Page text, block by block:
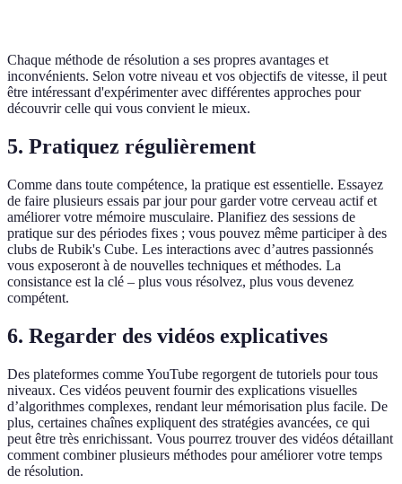
Chaque méthode de résolution a ses propres avantages et
inconvénients. Selon votre niveau et vos objectifs de vitesse, il peut
être intéressant d'expérimenter avec différentes approches pour
découvrir celle qui vous convient le mieux.
5. Pratiquez régulièrement
Comme dans toute compétence, la pratique est essentielle. Essayez
de faire plusieurs essais par jour pour garder votre cerveau actif et
améliorer votre mémoire musculaire. Planifiez des sessions de
pratique sur des périodes fixes ; vous pouvez même participer à des
clubs de Rubik's Cube. Les interactions avec d’autres passionnés
vous exposeront à de nouvelles techniques et méthodes. La
consistance est la clé – plus vous résolvez, plus vous devenez
compétent.
6. Regarder des vidéos explicatives
Des plateformes comme YouTube regorgent de tutoriels pour tous
niveaux. Ces vidéos peuvent fournir des explications visuelles
d’algorithmes complexes, rendant leur mémorisation plus facile. De
plus, certaines chaînes expliquent des stratégies avancées, ce qui
peut être très enrichissant. Vous pourrez trouver des vidéos détaillant
comment combiner plusieurs méthodes pour améliorer votre temps
de résolution.